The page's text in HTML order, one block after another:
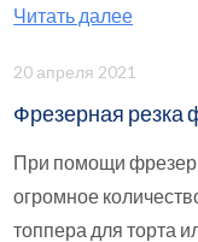
Читать далее
20 апреля 2021
Фрезерная резка
При помощи
огромное
топпера для торта